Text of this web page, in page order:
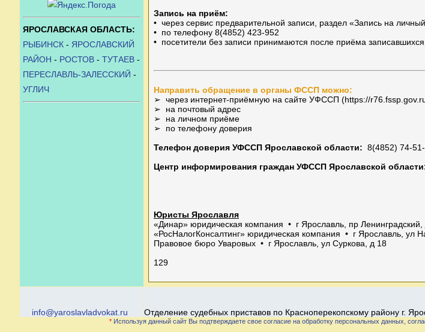
ЯРОСЛАВСКАЯ ОБЛАСТЬ:
РЫБИНСК - ЯРОСЛАВСКИЙ
РАЙОН - РОСТОВ - ТУТАЕВ -
ПЕРЕСЛАВЛЬ-ЗАЛЕССКИЙ -
УГЛИЧ
Запись на приём:
• через сервис предварительной записи, раздел «Запись на
• по телефону 8(4852) 423-952
• посетители без записи принимаются после приёма
Направить обращение в органы ФССП можно:
➢ через интернет-приёмную на сайте УФССП (https://
➢ на почтовый адрес
➢ на личном приёме
➢ по телефону доверия
Телефон доверия УФССП Ярославской области: 8(4852) 74-
Центр информирования граждан УФССП Ярославской
Юристы Ярославля
«Динар» юридическая компания • г Ярославль, пр Ленинградский,
«РосНалогКонсалтинг» юридическая компания • г Ярославль, ул
Правовое бюро Уваровых • г Ярославль, ул Суркова, д 18
129
info@yaroslavladvokat.ru Отделение судебных приставов по Красноперекопскому району г.
* Используя данный сайт Вы подтверждаете свое согласие на обработку персональных данных,